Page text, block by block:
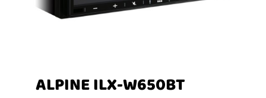
ALPINE ILX-W650BT